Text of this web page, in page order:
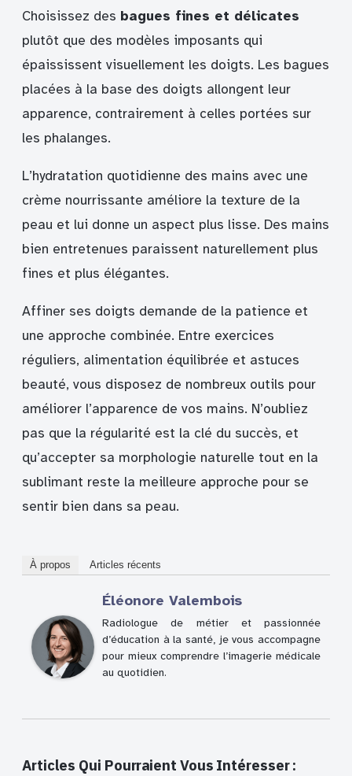
Choisissez des bagues fines et délicates
plutôt que des modèles imposants qui
épaississent visuellement les doigts. Les bagues
placées à la base des doigts allongent leur
apparence, contrairement à celles portées sur
les phalanges.
L’hydratation quotidienne des mains avec une
crème nourrissante améliore la texture de la
peau et lui donne un aspect plus lisse. Des mains
bien entretenues paraissent naturellement plus
fines et plus élégantes.
Affiner ses doigts demande de la patience et
une approche combinée. Entre exercices
réguliers, alimentation équilibrée et astuces
beauté, vous disposez de nombreux outils pour
améliorer l’apparence de vos mains. N’oubliez
pas que la régularité est la clé du succès, et
qu’accepter sa morphologie naturelle tout en la
sublimant reste la meilleure approche pour se
sentir bien dans sa peau.
À propos Articles récents
Éléonore Valembois
Radiologue de métier et passionnée
d’éducation à la santé, je vous accompagne
pour mieux comprendre l’imagerie médicale
au quotidien.
Articles Qui Pourraient Vous Intéresser :